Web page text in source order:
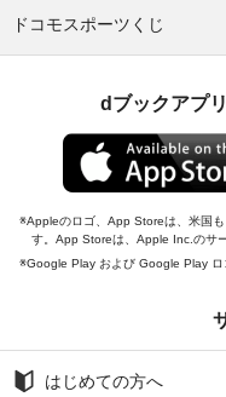
ドコモスポーツくじ
dブックアプ
Appleのロゴ、App Storeは、米国
す。App Storeは、Apple Inc.のサ
Google Play および Google Play ロ
はじめての方へ